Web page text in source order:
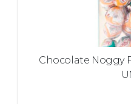
Chocolate Noggy